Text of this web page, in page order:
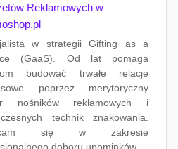
Reklamowych w
w strategii Gifting as a
(GaaS). Od lat pomaga
budować trwałe relacje
poprzez merytoryczny
nośników reklamowych i
technik znakowania.
się w zakresie